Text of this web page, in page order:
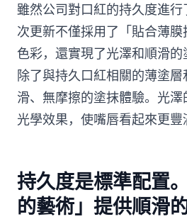
雖然公司對口紅的持久度進
次更新不僅採用了「貼合薄
色彩，還實現了光澤和順滑
除了與持久口紅相關的薄塗
滑、無摩擦的塗抹體驗。光
光學效果，使嘴唇看起來更豐
持久度是標準配置
的藝術」提供順滑